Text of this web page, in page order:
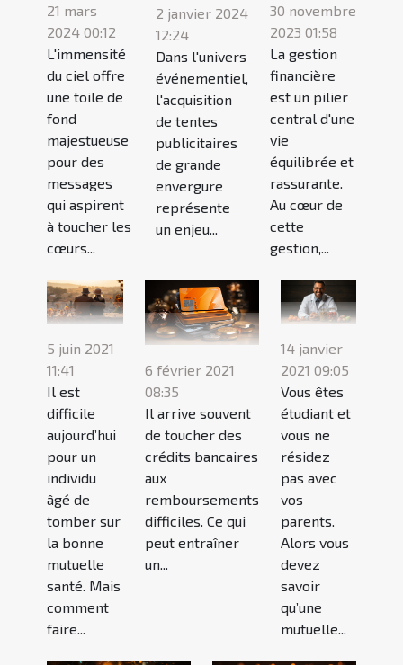
21 mars
2024 00:12
L'immensité
du ciel offre
une toile de
fond
majestueuse
pour des
messages
qui aspirent
à toucher les
cœurs...
2 janvier 2024
12:24
Dans l'univers
événementiel,
l'acquisition
de tentes
publicitaires
de grande
envergure
représente
un enjeu...
30 novembre
2023 01:58
La gestion
financière
est un pilier
central d'une
vie
équilibrée et
rassurante.
Au cœur de
cette
gestion,...
5 juin 2021
11:41
Il est
difficile
aujourd’hui
pour un
individu
âgé de
tomber sur
la bonne
mutuelle
santé. Mais
comment
faire...
6 février 2021
08:35
Il arrive souvent
de toucher des
crédits bancaires
aux
remboursements
difficiles. Ce qui
peut entraîner
un...
14 janvier
2021 09:05
Vous êtes
étudiant et
vous ne
résidez
pas avec
vos
parents.
Alors vous
devez
savoir
qu’une
mutuelle...